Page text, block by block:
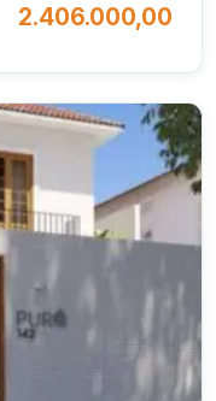
2.406.000,00